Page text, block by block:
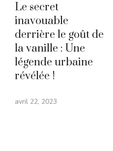
Le secret
inavouable
derrière le goût de
la vanille : Une
légende urbaine
révélée !
avril 22, 2023